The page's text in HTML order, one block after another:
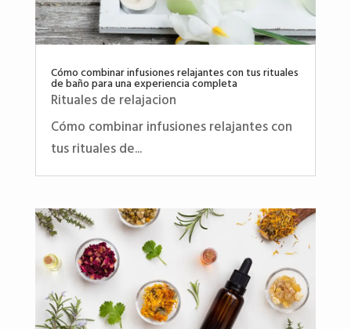
Cómo combinar infusiones relajantes con tus rituales
de baño para una experiencia completa
Rituales de relajacion
Cómo combinar infusiones relajantes con
tus rituales de...